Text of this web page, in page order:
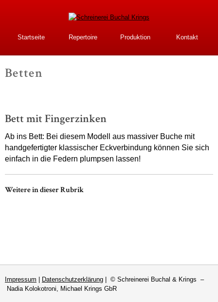
zum
Schreinerei Buchal
Krings
Startseite Repertoire Produktion Kontakt
Betten
Bett mit Fingerzinken
Ab ins Bett: Bei diesem Modell aus massiver Buche mit
handgefertigter klassischer Eckverbindung können Sie sich
einfach in die Federn plumpsen lassen!
Weitere in dieser Rubrik
Impressum Datenschutzerklärung | © Schreinerei Buchal & Krings –
Nadia Kolokotroni, Michael Krings GbR